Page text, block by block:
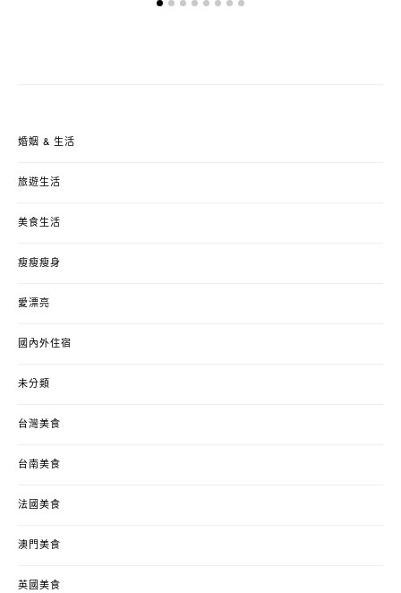
婚姻 & 生活
旅遊生活
美食生活
瘦瘦瘦身
愛漂亮
國內外住宿
未分類
台灣美食
台南美食
法國美食
澳門美食
英國美食